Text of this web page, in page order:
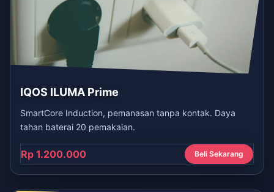
IQOS ILUMA Prime
SmartCore Induction, pemanasan tanpa kontak. Daya
tahan baterai 20 pemakaian.
Rp 1.200.000 Beli Sekarang